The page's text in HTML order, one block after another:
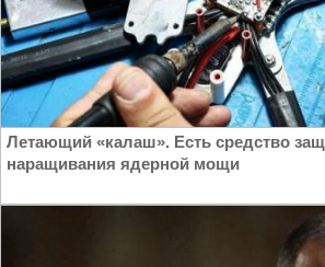
Летающий «калаш». Есть средство
наращивания ядерной мощи